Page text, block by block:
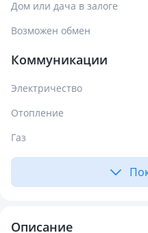
Дом или дача в залоге
Возможен обмен
Коммуникации
Электричество
Отопление
Газ
Описание